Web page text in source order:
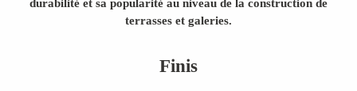
durabilité et sa popularité au niveau de la construction de
terrasses et galeries.
Finis